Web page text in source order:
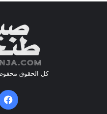
كل الحقوق